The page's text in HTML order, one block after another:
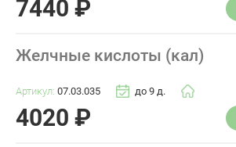
7440 ₽
Желчные кислоты (кал)
Артикул: 07.03.035 до 9 д.
4020 ₽